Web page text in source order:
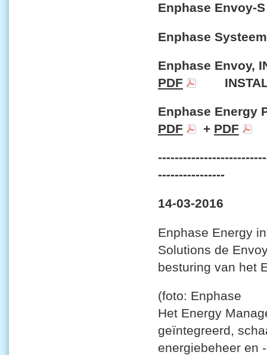
Enphase Envoy-
Enphase
Enphase Envoy,
PDF
Enphase Energy
PDF
+ PDF
----------------
14-03-2016
Enphase Energy
Solutions de
besturing van het
(foto: Enphase
Het Energy
geïntegreerd,
energiebeheer en